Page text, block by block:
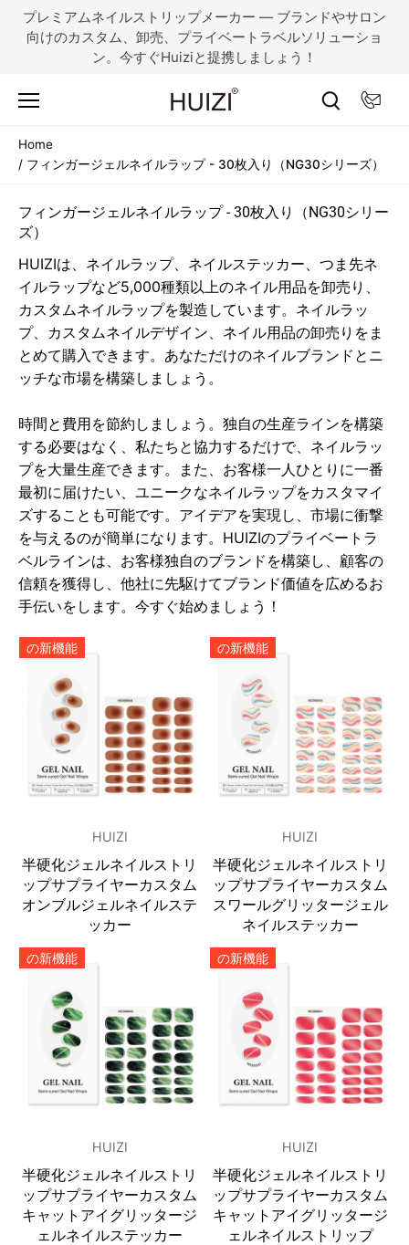
プレミアムネイルストリップメーカー — ブランドやサロン
向けのカスタム、卸売、プライベートラベルソリューショ
ン。今すぐHuiziと提携しましょう！
Home
/ フィンガージェルネイルラップ - 30枚入り（NG30シリーズ）
フィンガージェルネイルラップ - 30枚入り（NG30シリー
ズ）
HUIZIは、ネイルラップ、ネイルステッカー、つま先ネ
イルラップなど5,000種類以上のネイル用品を卸売り、
カスタムネイルラップを製造しています。ネイルラッ
プ、カスタムネイルデザイン、ネイル用品の卸売りをま
とめて購入できます。あなただけのネイルブランドとニ
ッチな市場を構築しましょう。
時間と費用を節約しましょう。独自の生産ラインを構築
する必要はなく、私たちと協力するだけで、ネイルラッ
プを大量生産できます。また、お客様一人ひとりに一番
最初に届けたい、ユニークなネイルラップをカスタマイ
ズすることも可能です。アイデアを実現し、市場に衝撃
を与えるのが簡単になります。HUIZIのプライベートラ
ベルラインは、お客様独自のブランドを構築し、顧客の
信頼を獲得し、他社に先駆けてブランド価値を広めるお
手伝いをします。今すぐ始めましょう！
の新機能
HUIZI
半硬化ジェルネイルストリ
ップサプライヤーカスタム
オンブルジェルネイルステ
ッカー
の新機能
HUIZI
半硬化ジェルネイルストリ
ップサプライヤーカスタム
スワールグリッタージェル
ネイルステッカー
の新機能
HUIZI
半硬化ジェルネイルストリ
ップサプライヤーカスタム
キャットアイグリッタージ
ェルネイルステッカー
の新機能
HUIZI
半硬化ジェルネイルストリ
ップサプライヤーカスタム
キャットアイグリッタージ
ェルネイルストリップ